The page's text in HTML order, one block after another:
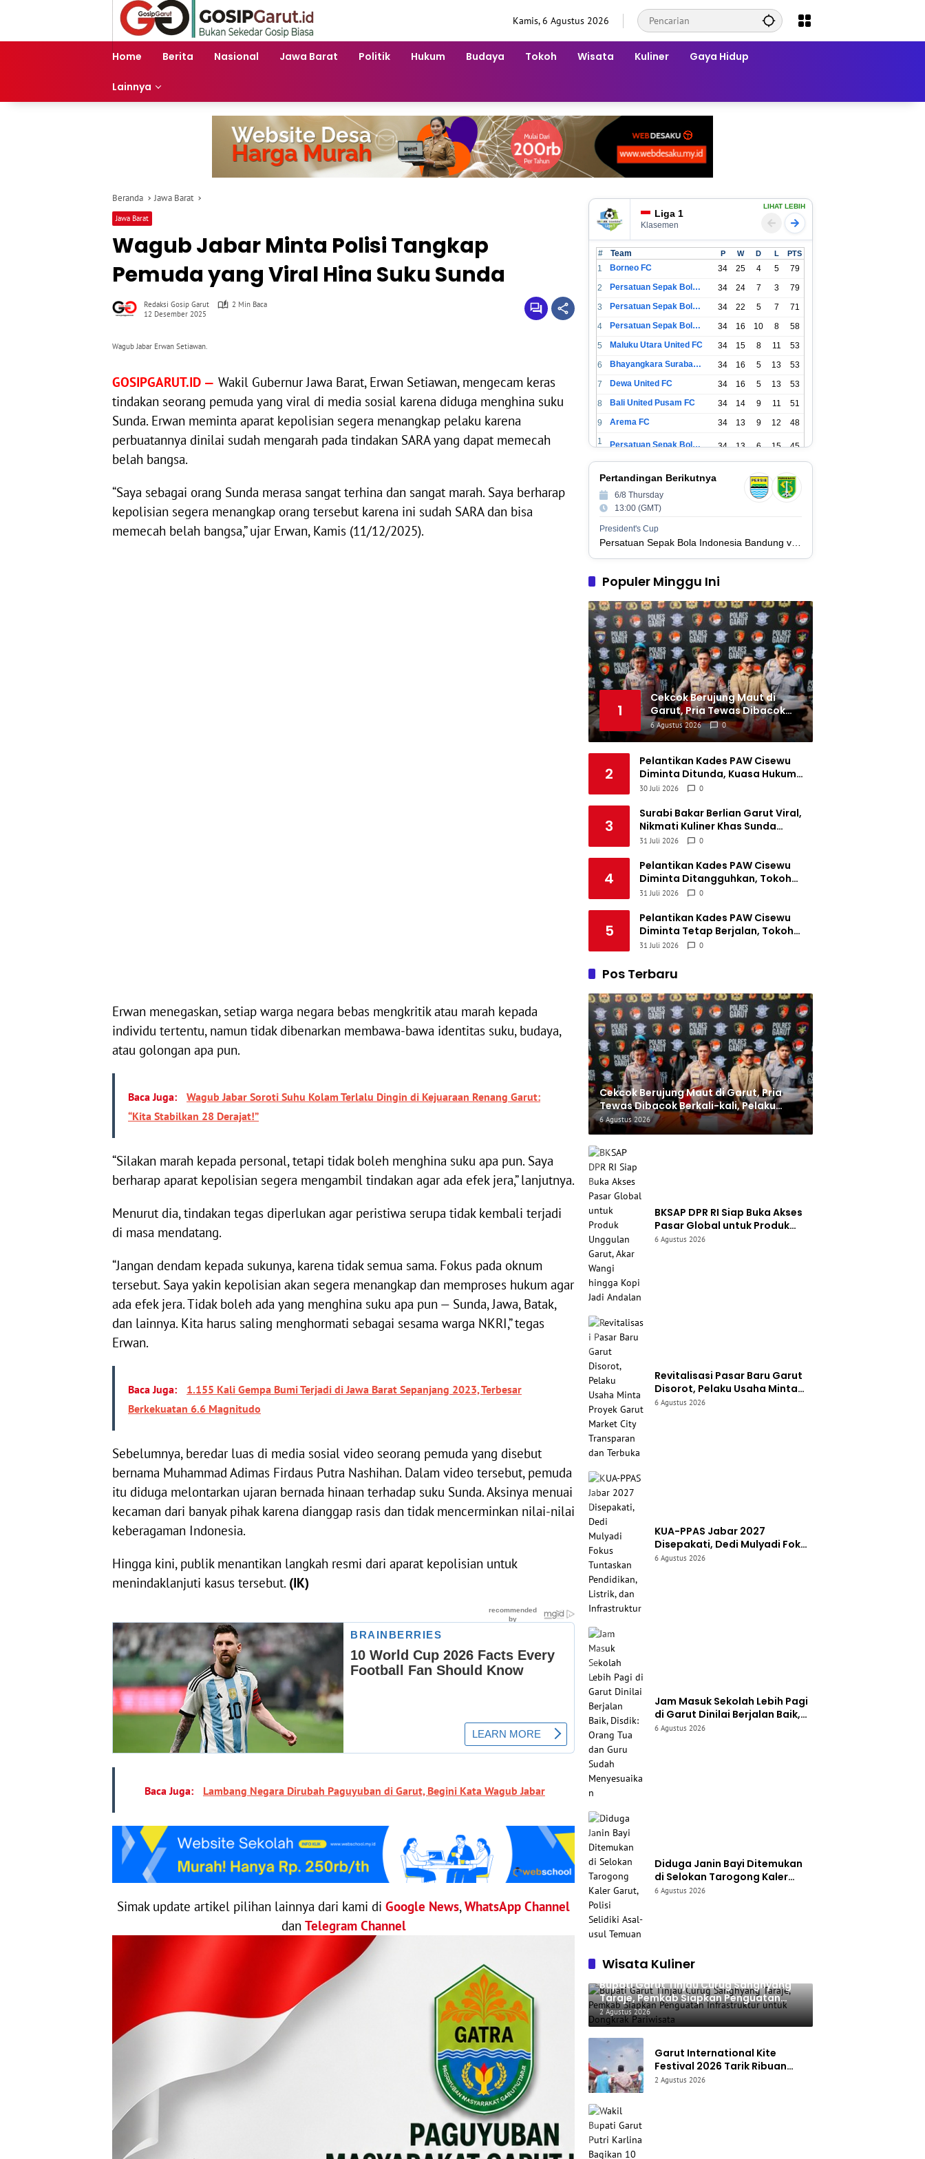
Kamis, 6 Agustus 2026
Home Berita Nasional Jawa Barat Politik Hukum Budaya Tokoh Wisata Kuliner Gaya Hidup
Lainnya
Beranda Jawa Barat
Jawa Barat
Wagub Jabar Minta Polisi Tangkap
Pemuda yang Viral Hina Suku Sunda
Redaksi Gosip Garut
2 Min Baca
12 Desember 2025
Wagub Jabar Erwan Setiawan.
GOSIPGARUT.ID — Wakil Gubernur Jawa Barat, Erwan Setiawan, mengecam keras
tindakan seorang pemuda yang viral di media sosial karena diduga menghina suku
Sunda. Erwan meminta aparat kepolisian segera menangkap pelaku karena
perbuatannya dinilai sudah mengarah pada tindakan SARA yang dapat memecah
belah bangsa.
“Saya sebagai orang Sunda merasa sangat terhina dan sangat marah. Saya berharap
kepolisian segera menangkap orang tersebut karena ini sudah SARA dan bisa
memecah belah bangsa,” ujar Erwan, Kamis (11/12/2025).
Erwan menegaskan, setiap warga negara bebas mengkritik atau marah kepada
individu tertentu, namun tidak dibenarkan membawa-bawa identitas suku, budaya,
atau golongan apa pun.
Baca Juga:
Wagub Jabar Soroti Suhu Kolam Terlalu Dingin di Kejuaraan Renang Garut:
“Kita Stabilkan 28 Derajat!”
“Silakan marah kepada personal, tetapi tidak boleh menghina suku apa pun. Saya
berharap aparat kepolisian segera mengambil tindakan agar ada efek jera,” lanjutnya.
Menurut dia, tindakan tegas diperlukan agar peristiwa serupa tidak kembali terjadi
di masa mendatang.
“Jangan dendam kepada sukunya, karena tidak semua sama. Fokus pada oknum
tersebut. Saya yakin kepolisian akan segera menangkap dan memproses hukum agar
ada efek jera. Tidak boleh ada yang menghina suku apa pun — Sunda, Jawa, Batak,
dan lainnya. Kita harus saling menghormati sebagai sesama warga NKRI,” tegas
Erwan.
Baca Juga:
1.155 Kali Gempa Bumi Terjadi di Jawa Barat Sepanjang 2023, Terbesar
Berkekuatan 6.6 Magnitudo
Sebelumnya, beredar luas di media sosial video seorang pemuda yang disebut
bernama Muhammad Adimas Firdaus Putra Nashihan. Dalam video tersebut, pemuda
itu diduga melontarkan ujaran bernada hinaan terhadap suku Sunda. Aksinya menuai
kecaman dari banyak pihak karena dianggap rasis dan tidak mencerminkan nilai-nilai
keberagaman Indonesia.
Hingga kini, publik menantikan langkah resmi dari aparat kepolisian untuk
menindaklanjuti kasus tersebut. (IK)
Baca Juga: Lambang Negara Dirubah Paguyuban di Garut, Begini Kata Wagub Jabar
Simak update artikel pilihan lainnya dari kami di Google News, WhatsApp Channel
dan Telegram Channel
Liga 1
Klasemen
LIHAT LEBIH
# Team P W D L PTS
1 Borneo FC 34 25 4 5
79
2
Persatuan Sepak Bola Indonesia Bandung 34 24 7 3
79
3
Persatuan Sepak Bola Indonesia Jakarta 34 22 5 7
71
4
Persatuan Sepak Bola Surabaya 34 16 10 8
58
5
Maluku Utara United FC 34 15 8 11
53
6
Bhayangkara Surabaya United 34 16 5 13
53
7
Dewa United FC 34 16 5 13
53
8
Bali United Pusam FC 34 14 9 11
51
9
Arema FC 34 13 9 12
48
1
Persatuan Sepak Bola Indonesia Tangerang 34 13 6 15 45
1
1
2
6 17 39
3
1
4
Persatuan Sepakbola Makassar 34
1
6
Persis Solo 34 8 10 16 34
1
7
Semen Padang FC 34 5 5 24 20
1
8
Persatuan Sepak Bola Biak Sekitarnya 34 4 6 24 18
Pertandingan Berikutnya
6/8 Thursday
13:00 (GMT)
President's Cup
Populer Minggu Ini
1
Cekcok Berujung Maut di
Garut, Pria Tewas Dibacok
Berkali-kali, Pelaku
Ditangkap Saat Bersembunyi
6 Agustus 2026 0
2
Pelantikan Kades PAW Cisewu
Diminta Ditunda, Kuasa Hukum
Ungkap Sengketa Dana Talangan
30 Juli 2026 0
3
Surabi Bakar Berlian Garut Viral,
Nikmati Kuliner Khas Sunda
Berlatar Gunung Guntur, Harga
31 Juli 2026 0
4
Pelantikan Kades PAW Cisewu
Diminta Ditangguhkan, Tokoh
Masyarakat Harap Tak Ganggu
31 Juli 2026 0
5
Pelantikan Kades PAW Cisewu
Diminta Tetap Berjalan, Tokoh
Garut Nilai Tak Boleh Terhambat
31 Juli 2026 0
Pos Terbaru
Cekcok Berujung Maut di Garut, Pria
Tewas Dibacok Berkali-kali, Pelaku
Ditangkap Saat Bersembunyi
6 Agustus 2026
BKSAP DPR RI Siap Buka Akses
Pasar Global untuk Produk
Unggulan Garut, Akar Wangi
6 Agustus 2026
Revitalisasi Pasar Baru Garut
Disorot, Pelaku Usaha Minta
Proyek Garut Market City
6 Agustus 2026
KUA-PPAS Jabar 2027
Disepakati, Dedi Mulyadi Fokus
Tuntaskan Pendidikan, Listrik,
6 Agustus 2026
Jam Masuk Sekolah Lebih Pagi
di Garut Dinilai Berjalan Baik,
Disdik: Orang Tua dan Guru
6 Agustus 2026
Diduga Janin Bayi Ditemukan
di Selokan Tarogong Kaler
Garut, Polisi Selidiki Asal-usul
6 Agustus 2026
Wisata Kuliner
Bupati Garut Tinjau Curug Sanghyang
Taraje, Pemkab Siapkan Penguatan
Infrastruktur untuk Dongkrak
Pariwisata
2 Agustus 2026
Garut International Kite
Festival 2026 Tarik Ribuan
Pengunjung, Bupati Syakur:
2 Agustus 2026